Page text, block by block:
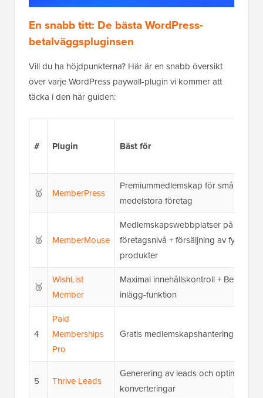
En snabb titt: De bästa WordPress-
betalväggspluginsen
Vill du ha höjdpunkterna? Här är en snabb översikt
över varje WordPress paywall-plugin vi kommer att
täcka i den här guiden:
# Plugin Bäst för
🥇 MemberPress
Premiummedlemskap för små och
medelstora företag
🥈 MemberMouse
Medlemskapswebbplatser på
företagsnivå + försäljning av fysiska
produkter
🥉
WishList
Member
Maximal innehållskontroll + Betala-
inlägg-funktion
4
Paid
Memberships
Pro
Gratis medlemskapshantering
5 Thrive Leads
Generering av leads och optimering
konverteringar